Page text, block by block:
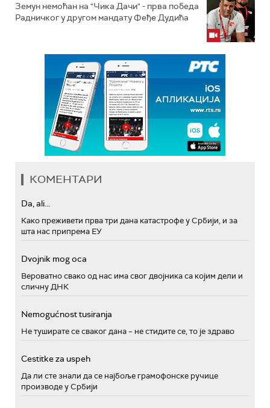
Земун немоћан на "Чика Дачи" - прва победа
Радничког у другом мандату Феђе Дудића
КОМЕНТАРИ
Da, ali...
Како преживети прва три дана катастрофе у Србији, и за
шта нас припрема ЕУ
Dvojnik mog oca
Вероватно свако од нас има свог двојника са којим дели и
сличну ДНК
Nemogućnost tusiranja
Не туширате се сваког дана – не стидите се, то је здраво
Cestitke za uspeh
Да ли сте знали да се најбоље грамофонске ручице
производе у Србији